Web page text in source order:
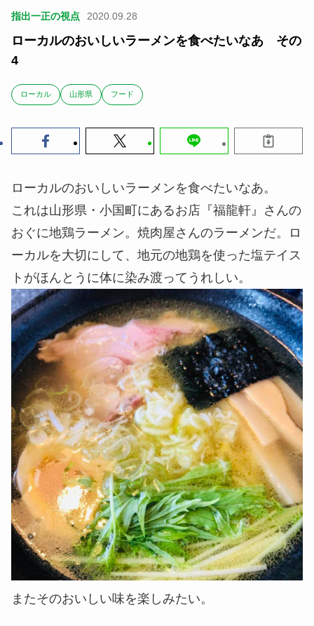
指出一正の視点 2020.09.28
ローカルのおいしいラーメンを食べたいなあ その
4
ローカル 山形県 フード
ローカルのおいしいラーメンを食べたいなあ。
これは山形県・小国町にあるお店『福龍軒』さんの
おぐに地鶏ラーメン。焼肉屋さんのラーメンだ。ロ
ーカルを大切にして、地元の地鶏を使った塩テイス
トがほんとうに体に染み渡ってうれしい。
またそのおいしい味を楽しみたい。